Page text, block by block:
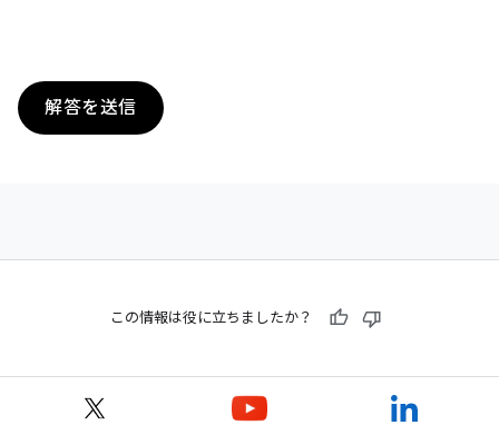
解答を送信
この情報は役に立ちましたか？